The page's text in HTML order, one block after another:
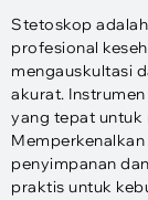
Stetoskop
profesional
mengauskultasi
akurat.
yang tepat untuk
Memperkenalkan
penyimpanan
praktis untuk